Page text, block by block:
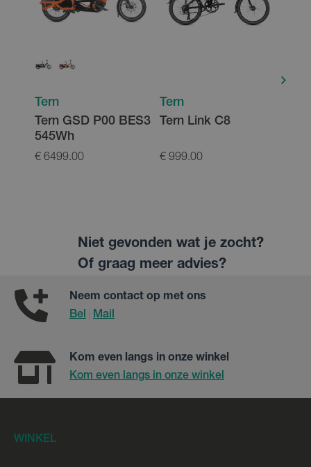
Tern
Tern GSD P00 BES3
545Wh
€ 6499.00
Tern
Tern Link C8
€ 999.00
Niet gevonden wat je zocht?
Of graag meer advies?
Neem contact op met ons
Bel
Mail
Kom even langs in onze winkel
Kom even langs in onze winkel
WINKEL